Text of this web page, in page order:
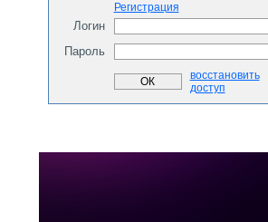
Регистрация
Логин
Пароль
восстановить
доступ